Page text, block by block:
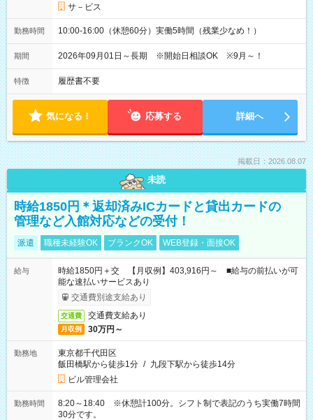
サ－ビス
勤務時間 10:00-16:00（休憩60分）実働5時間（残業少なめ！）
期間 2026年09月01日～長期 ※開始日相談OK ※9月～！
特徴 履歴書不要
気になる！ 応募する 詳細へ
掲載日：2026.08.07
未読
時給1850円＊返却済みICカードと貸出カードの
管理など入館対応などの受付！
派遣 職種未経験OK ブランクOK WEB登録・面接OK
給与
時給1850円＋交 【月収例】403,916円～ ■給与の前払いが可
能な速払いサービスあり
交通費別途支給あり
交通費 交通費支給あり
月収例 30万円～
勤務地
東京都千代田区
飯田橋駅から徒歩1分 / 九段下駅から徒歩14分
ビル管理会社
勤務時間
8:20～18:40 ※休憩計100分。シフト制で表記のうち実働7時間
30分です。